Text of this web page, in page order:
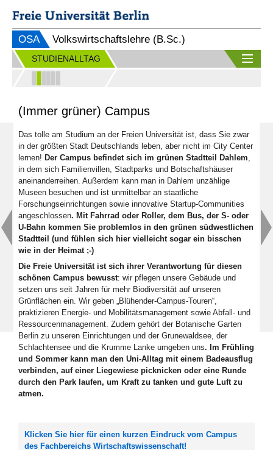
OSA Volkswirtschaftslehre (B.Sc.)
STUDIENALLTAG
(Immer grüner) Campus
Das tolle am Studium an der Freien Universität ist, dass Sie zwar
in der größten Stadt Deutschlands leben, aber nicht im City Center
lernen! Der Campus befindet sich im grünen Stadtteil Dahlem,
in dem sich Familienvillen, Stadtparks und Botschaftshäuser
aneinanderreihen. Außerdem kann man in Dahlem unzählige
Museen besuchen und ist unmittelbar an staatliche
Forschungseinrichtungen sowie innovative Startup-Communities
angeschlossen. Mit Fahrrad oder Roller, dem Bus, der S- oder
U-Bahn kommen Sie problemlos in den grünen südwestlichen
Stadtteil (und fühlen sich hier vielleicht sogar ein bisschen
wie in der Heimat ;-)
Die Freie Universität ist sich ihrer Verantwortung für diesen
schönen Campus bewusst: wir pflegen unsere Gebäude und
setzen uns seit Jahren für mehr Biodiversität auf unseren
Grünflächen ein. Wir geben „Blühender-Campus-Touren“,
praktizieren Energie- und Mobilitätsmanagement sowie Abfall- und
Ressourcenmanagement. Zudem gehört der Botanische Garten
Berlin zu unseren Einrichtungen und der Grunewaldsee, der
Schlachtensee und die Krumme Lanke umgeben uns. Im Frühling
und Sommer kann man den Uni-Alltag mit einem Badeausflug
verbinden, auf einer Liegewiese picknicken oder eine Runde
durch den Park laufen, um Kraft zu tanken und gute Luft zu
atmen.
Klicken Sie hier für einen kurzen Eindruck vom Campus
des Fachbereichs Wirtschaftswissenschaft!